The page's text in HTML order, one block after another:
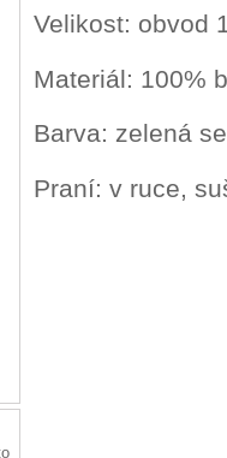
Velikost: obvod
Materiál: 100%
Barva: zelená
Praní: v ruce,